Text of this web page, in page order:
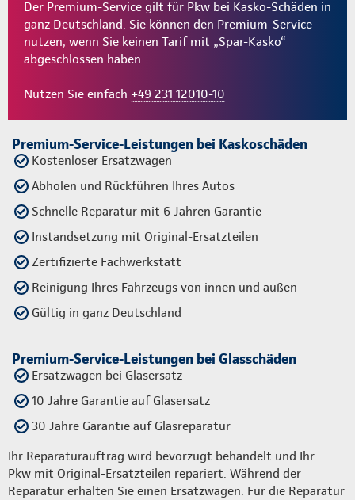
Der Premium-Service gilt für Pkw bei Kasko-Schäden in
ganz Deutschland. Sie können den Premium-Service
nutzen, wenn Sie keinen Tarif mit „Spar-Kasko“
abgeschlossen haben.
Nutzen Sie einfach +49 231 12010-10
Premium-Service-Leistungen bei Kaskoschäden
Kostenloser Ersatzwagen
Abholen und Rückführen Ihres Autos
Schnelle Reparatur mit 6 Jahren Garantie
Instandsetzung mit Original-Ersatzteilen
Zertifizierte Fachwerkstatt
Reinigung Ihres Fahrzeugs von innen und außen
Gültig in ganz Deutschland
Premium-Service-Leistungen bei Glasschäden
Ersatzwagen bei Glasersatz
10 Jahre Garantie auf Glasersatz
30 Jahre Garantie auf Glasreparatur
Ihr Reparaturauftrag wird bevorzugt behandelt und Ihr
Pkw mit Original-Ersatzteilen repariert. Während der
Reparatur erhalten Sie einen Ersatzwagen. Für die Reparatur